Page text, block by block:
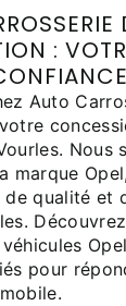
:
Auto
Nous
marque
qualité et
pour